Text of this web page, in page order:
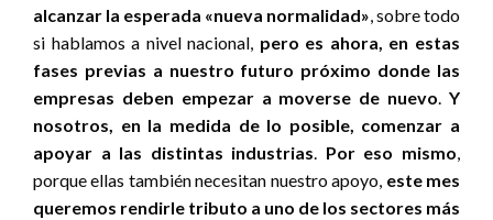
alcanzar la esperada «nueva normalidad», sobre todo
si hablamos a nivel nacional, pero es ahora, en estas
fases previas a nuestro futuro próximo donde las
empresas deben empezar a moverse de nuevo.Y
nosotros, en la medida de lo posible, comenzar a
apoyar a las distintas industrias. Por eso mismo,
porque ellas también necesitan nuestro apoyo, este mes
queremos rendirle tributo a uno de los sectores más